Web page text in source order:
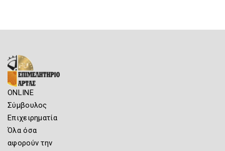
ONLINE
Σύμβουλος
Επιχειρηματία
Όλα όσα
αφορούν την